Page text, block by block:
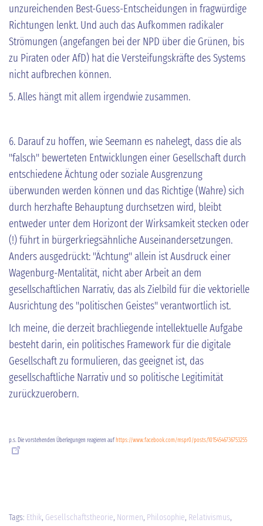
unzureichenden Best-Guess-Entscheidungen in fragwürdige
Richtungen lenkt. Und auch das Aufkommen radikaler
Strömungen (angefangen bei der NPD über die Grünen, bis
zu Piraten oder AfD) hat die Versteifungskräfte des Systems
nicht aufbrechen können.
5. Alles hängt mit allem irgendwie zusammen.
6. Darauf zu hoffen, wie Seemann es nahelegt, dass die als
"falsch" bewerteten Entwicklungen einer Gesellschaft durch
entschiedene Ächtung oder soziale Ausgrenzung
überwunden werden können und das Richtige (Wahre) sich
durch herzhafte Behauptung durchsetzen wird, bleibt
entweder unter dem Horizont der Wirksamkeit stecken oder
(!) führt in bürgerkriegsähnliche Auseinandersetzungen.
Anders ausgedrückt: "Ächtung" allein ist Ausdruck einer
Wagenburg-Mentalität, nicht aber Arbeit an dem
gesellschaftlichen Narrativ, das als Zielbild für die vektorielle
Ausrichtung des "politischen Geistes" verantwortlich ist.
Ich meine, die derzeit brachliegende intellektuelle Aufgabe
besteht darin, ein politisches Framework für die digitale
Gesellschaft zu formulieren, das geeignet ist, das
gesellschaftliche Narrativ und so politische Legitimität
zurückzuerobern.
p.s. Die vorstehenden Überlegungen reagieren auf https://www.facebook.com/mspr0/posts/10154546736753255
Tags: Ethik, Gesellschaftstheorie, Normen, Philosophie, Relativismus,